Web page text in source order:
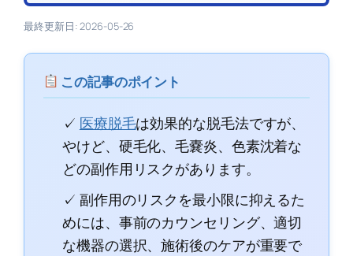
最終更新日: 2026-05-26
この記事のポイント
✓ 医療脱毛は効果的な脱毛法ですが、
やけど、硬毛化、毛嚢炎、色素沈着な
どの副作用リスクがあります。
✓ 副作用のリスクを最小限に抑えるた
めには、事前のカウンセリング、適切
な機器の選択、施術後のケアが重要で